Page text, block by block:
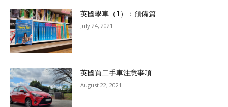
英國學車（1）：預備篇
July 24, 2021
英國買二手車注意事項
August 22, 2021